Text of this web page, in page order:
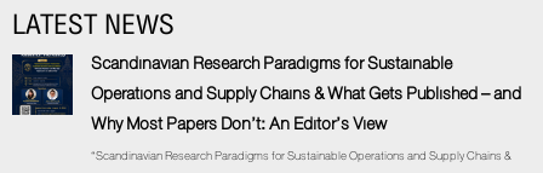
LATEST NEWS
Scandinavian Research Paradigms for Sustainable
Operations and Supply Chains & What Gets Published – and
Why Most Papers Don’t: An Editor’s View
“Scandinavian Research Paradigms for Sustainable Operations and Supply Chains &